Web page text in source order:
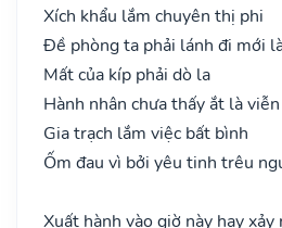
Xích khẩu lắm chuyên thị phi
Đề phòng ta phải lánh đi mới
Mất của kíp phải dò la
Hành nhân chưa thấy ắt là
Gia trạch lắm việc bất bình
Ốm đau vì bởi yêu tinh trêu
Xuất hành vào giờ này hay xảy